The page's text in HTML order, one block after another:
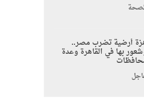
أرضية تضرب مصر..
بها في القاهرة وعدة